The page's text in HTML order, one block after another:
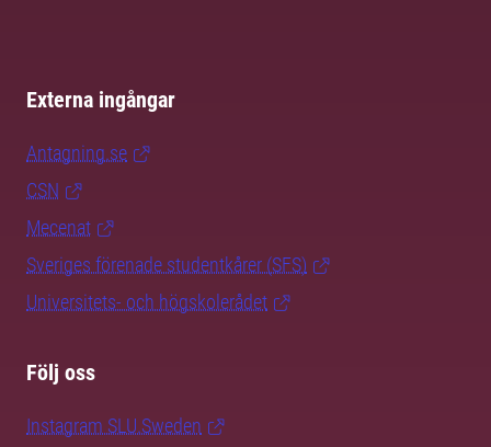
Externa ingångar
Antagning.se
CSN
Mecenat
Sveriges förenade studentkårer (SFS)
Universitets- och högskolerådet
Följ oss
Instagram SLU.Sweden